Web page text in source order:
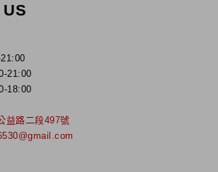
US
益路二段497號